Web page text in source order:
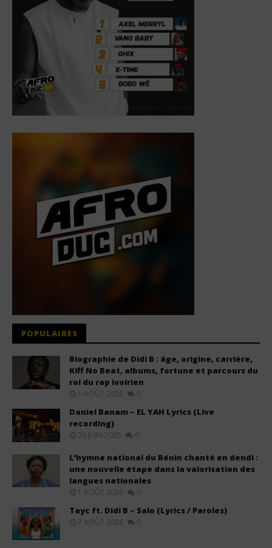
POPULAIRES
Biographie de Didi B : âge, origine, carrière,
Kiff No Beat, albums, fortune et parcours du
roi du rap ivoirien
1 AOÛT 2026 0
Daniel Banam – EL YAH Lyrics (Live
recording)
29 JUIN 2025 0
L’hymne national du Bénin chanté en dendi :
une nouvelle étape dans la valorisation des
langues nationales
1 AOÛT 2026 0
Tayc ft. Didi B – Salo (Lyrics / Paroles)
7 AOÛT 2026 0